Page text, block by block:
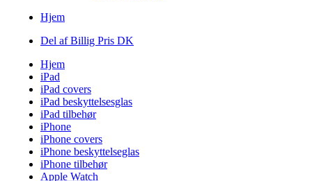
Hjem
Del af Billig Pris DK
Hjem
iPad
iPad covers
iPad beskyttelsesglas
iPad tilbehør
iPhone
iPhone covers
iPhone beskyttelseglas
iPhone tilbehør
Apple Watch